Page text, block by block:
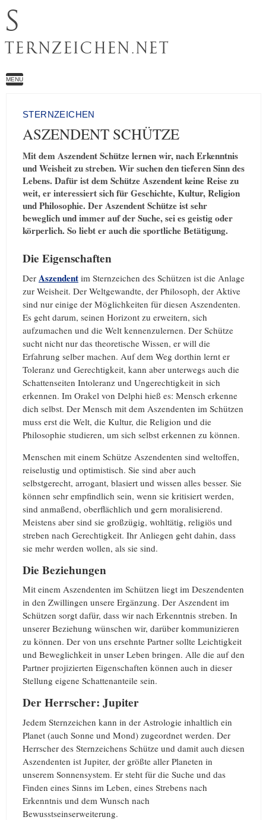
S
TERNZEICHEN.NET
MENU
STERNZEICHEN
ASZENDENT SCHÜTZE
Mit dem Aszendent Schütze lernen wir, nach Erkenntnis
und Weisheit zu streben. Wir suchen den tieferen Sinn des
Lebens. Dafür ist dem Schütze Aszendent keine Reise zu
weit, er interessiert sich für Geschichte, Kultur, Religion
und Philosophie. Der Aszendent Schütze ist sehr
beweglich und immer auf der Suche, sei es geistig oder
körperlich. So liebt er auch die sportliche Betätigung.
Die Eigenschaften
Der Aszendent im Sternzeichen des Schützen ist die Anlage
zur Weisheit. Der Weltgewandte, der Philosoph, der Aktive
sind nur einige der Möglichkeiten für diesen Aszendenten.
Es geht darum, seinen Horizont zu erweitern, sich
aufzumachen und die Welt kennenzulernen. Der Schütze
sucht nicht nur das theoretische Wissen, er will die
Erfahrung selber machen. Auf dem Weg dorthin lernt er
Toleranz und Gerechtigkeit, kann aber unterwegs auch die
Schattenseiten Intoleranz und Ungerechtigkeit in sich
erkennen. Im Orakel von Delphi hieß es: Mensch erkenne
dich selbst. Der Mensch mit dem Aszendenten im Schützen
muss erst die Welt, die Kultur, die Religion und die
Philosophie studieren, um sich selbst erkennen zu können.
Menschen mit einem Schütze Aszendenten sind weltoffen,
reiselustig und optimistisch. Sie sind aber auch
selbstgerecht, arrogant, blasiert und wissen alles besser. Sie
können sehr empfindlich sein, wenn sie kritisiert werden,
sind anmaßend, oberflächlich und gern moralisierend.
Meistens aber sind sie großzügig, wohltätig, religiös und
streben nach Gerechtigkeit. Ihr Anliegen geht dahin, dass
sie mehr werden wollen, als sie sind.
Die Beziehungen
Mit einem Aszendenten im Schützen liegt im Deszendenten
in den Zwillingen unsere Ergänzung. Der Aszendent im
Schützen sorgt dafür, dass wir nach Erkenntnis streben. In
unserer Beziehung wünschen wir, darüber kommunizieren
zu können. Der von uns ersehnte Partner sollte Leichtigkeit
und Beweglichkeit in unser Leben bringen. Alle die auf den
Partner projizierten Eigenschaften können auch in dieser
Stellung eigene Schattenanteile sein.
Der Herrscher: Jupiter
Jedem Sternzeichen kann in der Astrologie inhaltlich ein
Planet (auch Sonne und Mond) zugeordnet werden. Der
Herrscher des Sternzeichens Schütze und damit auch diesen
Aszendenten ist Jupiter, der größte aller Planeten in
unserem Sonnensystem. Er steht für die Suche und das
Finden eines Sinns im Leben, eines Strebens nach
Erkenntnis und dem Wunsch nach
Bewusstseinserweiterung.